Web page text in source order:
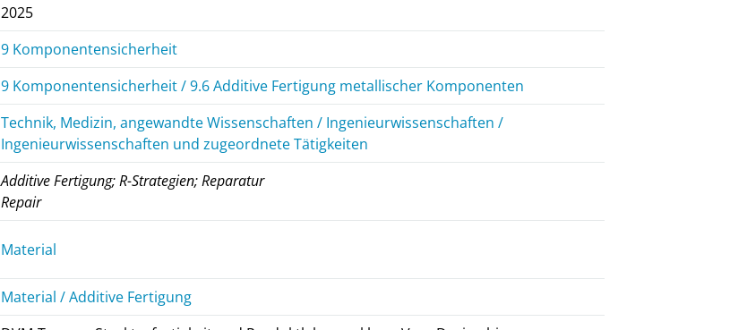
2025
9 Komponentensicherheit
9 Komponentensicherheit / 9.6 Additive Fertigung metallischer Komponenten
Technik, Medizin, angewandte Wissenschaften / Ingenieurwissenschaften /
Ingenieurwissenschaften und zugeordnete Tätigkeiten
Additive Fertigung; R-Strategien; Reparatur
Repair
Material
Material / Additive Fertigung